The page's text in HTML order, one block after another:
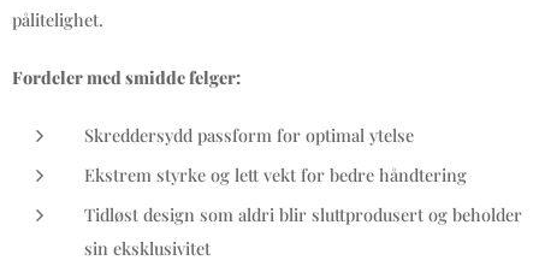
pålitelighet.
Fordeler med smidde felger:
Skreddersydd passform for optimal ytelse
Ekstrem styrke og lett vekt for bedre håndtering
Tidløst design som aldri blir sluttprodusert og beholder
sin eksklusivitet